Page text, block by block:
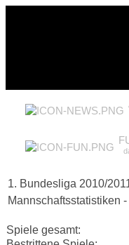
1. Bundesliga 2010/
Mannschaftsstatistiken
Spiele gesamt: